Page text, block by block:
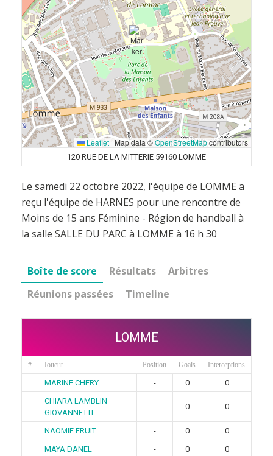
Leaflet | Map data ©OpenStreetMapcontributors
120 RUE DE LA MITTERIE 59160 LOMME
Le samedi 22 octobre 2022, l'équipe de LOMME a
reçu l'équipe de HARNES pour une rencontre de
Moins de 15 ans Féminine - Région de handball à
la salle SALLE DU PARC à LOMME à 16 h 30
Boîte de score Résultats
Arbitres
Réunions passées
Timeline
LOMME
# Joueur Position Goals Interceptions
MARINE CHERY - 0
0
CHIARA LAMBLIN
GIOVANNETTI
- 0 0
NAOMIE FRUIT - 0
0
MAYA DANEL
- 0
0